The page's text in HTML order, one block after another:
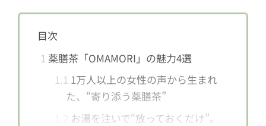
目次
1 薬膳茶「OMAMORI」の魅力4選
1.1 1万人以上の女性の声から生まれ
た、“寄り添う薬膳茶”
お湯を注いで“放っておくだけ”。